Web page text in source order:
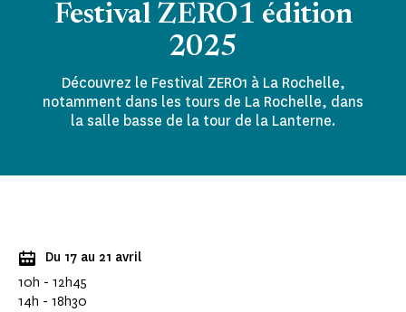
Festival ZERO1 édition
2025
Découvrez le Festival ZERO1 à La Rochelle,
notamment dans les tours de La Rochelle, dans
la salle basse de la tour de la Lanterne.
Du 17 au 21 avril
10h - 12h45
14h - 18h30